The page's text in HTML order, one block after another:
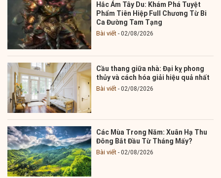
Hắc Ám Tây Du: Khám Phá Tuyệt
Phẩm Tiên Hiệp Full Chương Từ Bi
Ca Đường Tam Tạng
Bài viết 02/08/2026
Cầu thang giữa nhà: Đại kỵ phong
thủy và cách hóa giải hiệu quả nhất
Bài viết 02/08/2026
Các Mùa Trong Năm: Xuân Hạ Thu
Đông Bắt Đầu Từ Tháng Mấy?
Bài viết 02/08/2026